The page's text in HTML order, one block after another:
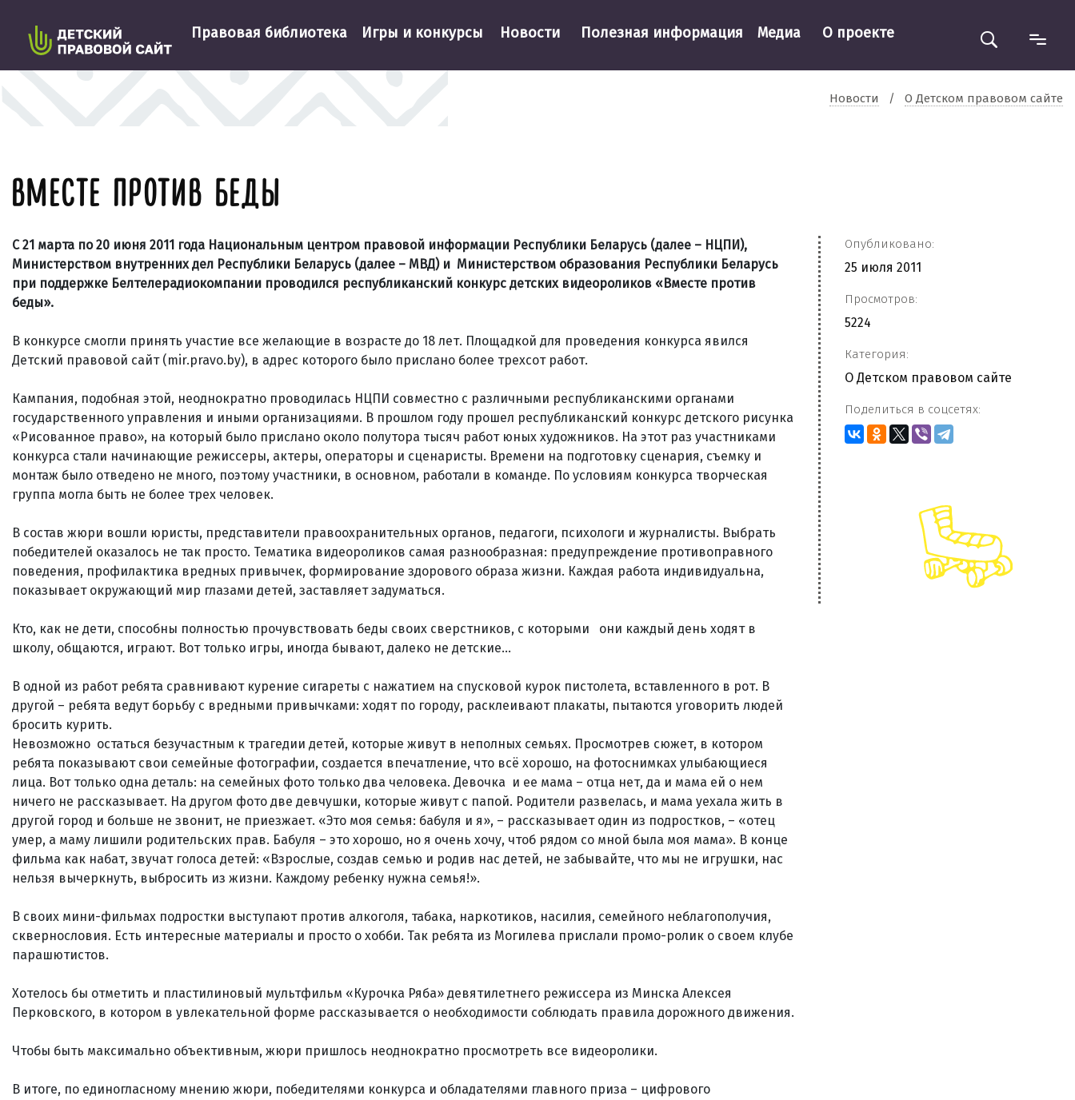
Правовая библиотека Игры и конкурсы Новости Полезная информация Медиа О проекте
Новости / О Детском правовом сайте
ВМЕСТЕ ПРОТИВ БЕДЫ
С 21 марта по 20 июня 2011 года Национальным центром правовой информации Республики Беларусь (далее – НЦПИ),
Министерством внутренних дел Республики Беларусь (далее – МВД) и Министерством образования Республики Беларусь
при поддержке Белтелерадиокомпании проводился республиканский конкурс детских видеороликов «Вместе против
беды».
В конкурсе смогли принять участие все желающие в возрасте до 18 лет. Площадкой для проведения конкурса явился
Детский правовой сайт (mir.pravo.by), в адрес которого было прислано более трехсот работ.
Кампания, подобная этой, неоднократно проводилась НЦПИ совместно с различными республиканскими органами
государственного управления и иными организациями. В прошлом году прошел республиканский конкурс детского рисунка
«Рисованное право», на который было прислано около полутора тысяч работ юных художников. На этот раз участниками
конкурса стали начинающие режиссеры, актеры, операторы и сценаристы. Времени на подготовку сценария, съемку и
монтаж было отведено не много, поэтому участники, в основном, работали в команде. По условиям конкурса творческая
группа могла быть не более трех человек.
В состав жюри вошли юристы, представители правоохранительных органов, педагоги, психологи и журналисты. Выбрать
победителей оказалось не так просто. Тематика видеороликов самая разнообразная: предупреждение противоправного
поведения, профилактика вредных привычек, формирование здорового образа жизни. Каждая работа индивидуальна,
показывает окружающий мир глазами детей, заставляет задуматься.
Кто, как не дети, способны полностью прочувствовать беды своих сверстников, с которыми они каждый день ходят в
школу, общаются, играют. Вот только игры, иногда бывают, далеко не детские…
В одной из работ ребята сравнивают курение сигареты с нажатием на спусковой курок пистолета, вставленного в рот. В
другой – ребята ведут борьбу с вредными привычками: ходят по городу, расклеивают плакаты, пытаются уговорить людей
бросить курить.
Невозможно остаться безучастным к трагедии детей, которые живут в неполных семьях. Просмотрев сюжет, в котором
ребята показывают свои семейные фотографии, создается впечатление, что всё хорошо, на фотоснимках улыбающиеся
лица. Вот только одна деталь: на семейных фото только два человека. Девочка и ее мама – отца нет, да и мама ей о нем
ничего не рассказывает. На другом фото две девчушки, которые живут с папой. Родители развелась, и мама уехала жить в
другой город и больше не звонит, не приезжает. «Это моя семья: бабуля и я», – рассказывает один из подростков, – «отец
умер, а маму лишили родительских прав. Бабуля – это хорошо, но я очень хочу, чтоб рядом со мной была моя мама». В конце
фильма как набат, звучат голоса детей: «Взрослые, создав семью и родив нас детей, не забывайте, что мы не игрушки, нас
нельзя вычеркнуть, выбросить из жизни. Каждому ребенку нужна семья!».
В своих мини-фильмах подростки выступают против алкоголя, табака, наркотиков, насилия, семейного неблагополучия,
сквернословия. Есть интересные материалы и просто о хобби. Так ребята из Могилева прислали промо-ролик о своем клубе
парашютистов.
Хотелось бы отметить и пластилиновый мультфильм «Курочка Ряба» девятилетнего режиссера из Минска Алексея
Перковского, в котором в увлекательной форме рассказывается о необходимости соблюдать правила дорожного движения.
Чтобы быть максимально объективным, жюри пришлось неоднократно просмотреть все видеоролики.
В итоге, по единогласному мнению жюри, победителями конкурса и обладателями главного приза – цифрового
Опубликовано:
25 июля 2011
Просмотров:
5224
Категория:
О Детском правовом сайте
Поделиться в соцсетях: